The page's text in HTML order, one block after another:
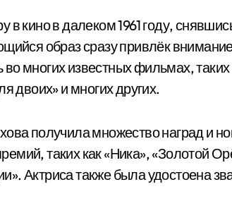
в кино в далеком 1961 году,
образ сразу привлёк
многих известных фильмах,
двоих» и многих других.
получила множество наград и
таких как «Ника», «Золотой
Актриса также была удостоена